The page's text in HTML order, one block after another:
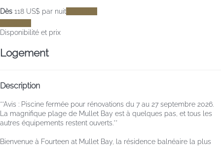
Dès 118 US$ par nuit
Disponibilité et prix
Logement
Description
**Avis : Piscine fermée pour rénovations du 7 au 27 septembre 2026.
La magnifique plage de Mullet Bay est à quelques pas, et tous les
autres équipements restent ouverts.**
Bienvenue à Fourteen at Mullet Bay, la résidence balnéaire la plus